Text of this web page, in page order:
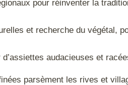
pour réinventer la
et recherche du végétal,
audacieuses et
parsèment les rives et